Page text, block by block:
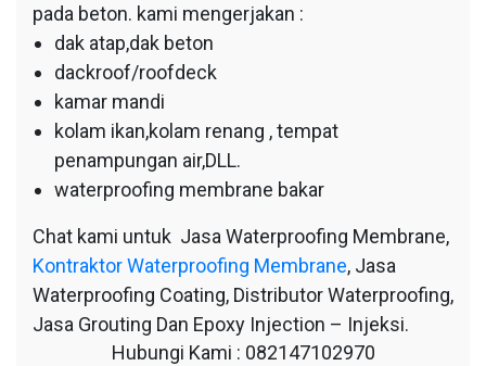
pada beton. kami mengerjakan :
dak atap,dak beton
dackroof/roofdeck
kamar mandi
kolam ikan,kolam renang , tempat
penampungan air,DLL.
waterproofing membrane bakar
Chat kami untuk Jasa Waterproofing Membrane,
Kontraktor Waterproofing Membrane, Jasa
Waterproofing Coating, Distributor Waterproofing,
Jasa Grouting Dan Epoxy Injection – Injeksi.
Hubungi Kami : 082147102970